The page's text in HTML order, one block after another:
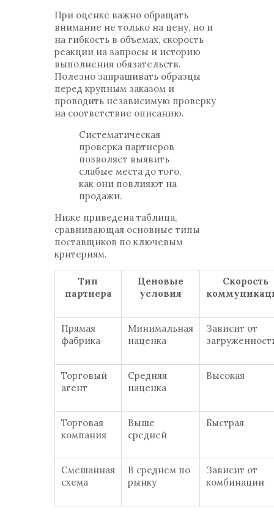
При оценке важно обращать
внимание не только на цену, но и
на гибкость в объемах, скорость
реакции на запросы и историю
выполнения обязательств.
Полезно запрашивать образцы
перед крупным заказом и
проводить независимую проверку
на соответствие описанию.
Систематическая
проверка партнеров
позволяет выявить
слабые места до того,
как они повлияют на
продажи.
Ниже приведена таблица,
сравнивающая основные типы
поставщиков по ключевым
критериям.
Тип
партнера
Ценовые
условия
Скорость
Прямая
фабрика
Минимальная
наценка
Зависит от
Торговый
агент
Средняя
наценка
Высокая
Торговая
компания
Выше
средней
Быстрая
Смешанная
схема
В среднем по
рынку
Зависит от
комбинации